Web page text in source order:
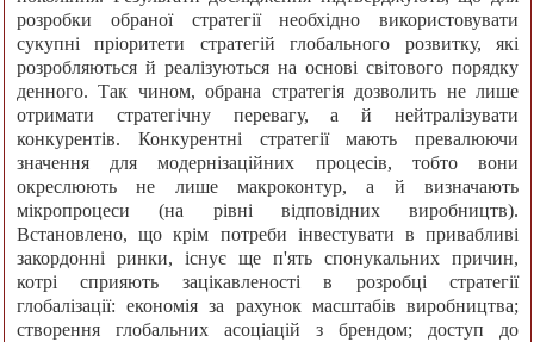
розробки обраної стратегії необхідно використовувати
сукупні пріоритети стратегій глобального розвитку, які
розробляються й реалізуються на основі світового порядку
денного. Так чином, обрана стратегія дозволить не лише
отримати стратегічну перевагу, а й нейтралізувати
конкурентів. Конкурентні стратегії мають превалюючи
значення для модернізаційних процесів, тобто вони
окреслюють не лише макроконтур, а й визначають
мікропроцеси (на рівні відповідних виробництв).
Встановлено, що крім потреби інвестувати в привабливі
закордонні ринки, існує ще п'ять спонукальних причин,
котрі сприяють зацікавленості в розробці стратегії
глобалізації: економія за рахунок масштабів виробництва;
створення глобальних асоціацій з брендом; доступ до